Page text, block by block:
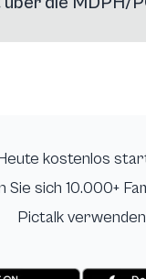
kostenlos
Sie sich 10.000+
Pictalk verwenden